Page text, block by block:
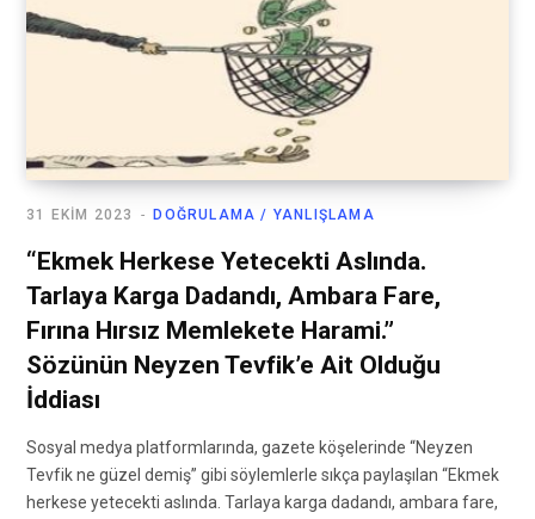
DOĞRULAMA / YANLIŞLAMA
31 EKIM 2023
“Ekmek Herkese Yetecekti Aslında.
Tarlaya Karga Dadandı, Ambara Fare,
Fırına Hırsız Memlekete Harami.”
Sözünün Neyzen Tevfik’e Ait Olduğu
İddiası
Sosyal medya platformlarında, gazete köşelerinde “Neyzen
Tevfik ne güzel demiş” gibi söylemlerle sıkça paylaşılan “Ekmek
herkese yetecekti aslında. Tarlaya karga dadandı, ambara fare,